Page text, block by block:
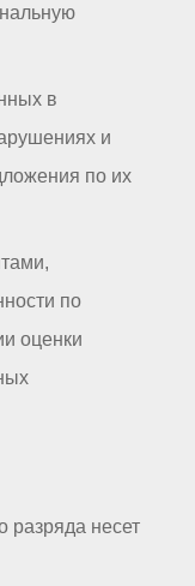
в
и
по их
по
оценки
разряда несет